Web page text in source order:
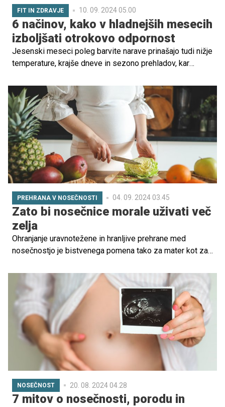
FIT IN ZDRAVJE 10. 09. 2024 05.00
6 načinov, kako v hladnejših mesecih
izboljšati otrokovo odpornost
Jesenski meseci poleg barvite narave prinašajo tudi nižje
temperature, krajše dneve in sezono prehladov, kar
otrok. V tem obdobju jim bolezni še posebej rade
pomešajo štrene, zato je pomembno, da jim starši
pomagajo ohraniti močan imunski sistem.
PREHRANA V NOSEČNOSTI 04. 09. 2024 03.45
Zato bi nosečnice morale uživati več
zelja
Ohranjanje uravnotežene in hranljive prehrane med
nosečnostjo je bistvenega pomena tako za mater kot za
bistvenih hranil, ki lahko podpirajo zdravo nosečnost. V
tokratnem prispevku pa preverite, zakaj je vključitev zelja
v nosečniško prehrano lahko koristna.
NOSEČNOST 20. 08. 2024 04.28
7 mitov o nosečnosti, porodu in